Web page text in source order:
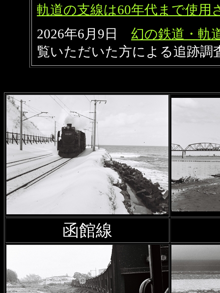
軌道の支線は60年代まで使用
2026年6月9日 幻の鉄道・軌
覧いただいた方による追跡調
大学北海道演習林森林軌道・
2026年2月12日
真を追加
2026年2月5日沿線風景 石北
阿寒湖 、 オンネトーほかの写
2026年1月10日森林鉄道の
鉄道の路線付け替えについて
2025年12月17日「北海道概
寄森林鉄道の写真資料 を追加
2025年12月8日 廃駅を訪ねて
函館線